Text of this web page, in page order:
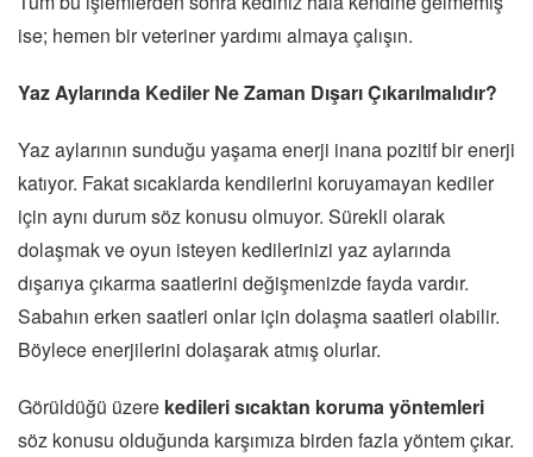
ise; hemen bir veteriner yardımı almaya çalışın.
Yaz Aylarında Kediler Ne Zaman Dışarı Çıkarılmalıdır?
Yaz aylarının sunduğu yaşama enerji inana pozitif bir enerji
katıyor. Fakat sıcaklarda kendilerini koruyamayan kediler
için aynı durum söz konusu olmuyor. Sürekli olarak
dolaşmak ve oyun isteyen kedilerinizi yaz aylarında
dışarıya çıkarma saatlerini değişmenizde fayda vardır.
Sabahın erken saatleri onlar için dolaşma saatleri olabilir.
Böylece enerjilerini dolaşarak atmış olurlar.
Görüldüğü üzere kedileri sıcaktan koruma yöntemleri
söz konusu olduğunda karşımıza birden fazla yöntem çıkar.